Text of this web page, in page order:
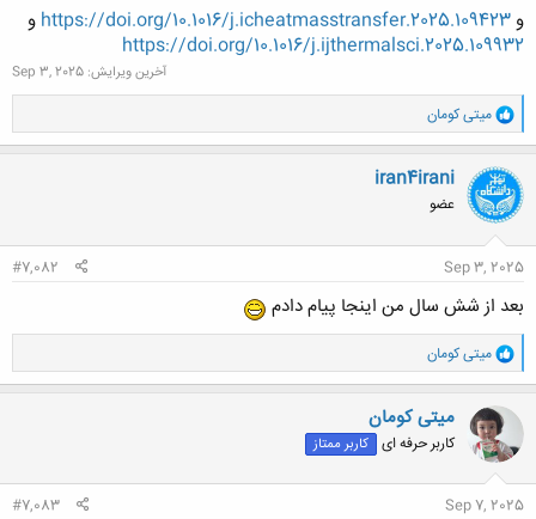
و https://doi.org/10.1016/j.icheatmasstransfer.2025.109423 و
https://doi.org/10.1016/j.ijthermalsci.2025.109932
آخرین ویرایش: Sep 3, 2025
و
ا
ک
ن
ش
ه
ا
میتی کومان
iran4irani
عضو
Sep 3, 2025
#7,082
بعد از شش سال من اینجا پیام دادم
و
ا
ک
ن
ش
ه
ا
میتی کومان
میتی کومان
کاربر حرفه ای کاربر ممتاز
Sep 7, 2025
#7,083